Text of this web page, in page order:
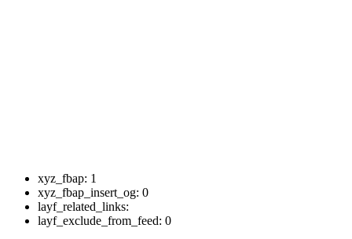
xyz_fbap: 1
xyz_fbap_insert_og: 0
layf_related_links:
layf_exclude_from_feed: 0